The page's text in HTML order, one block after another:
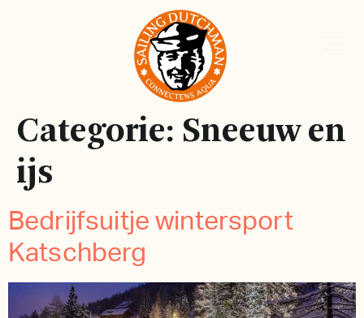
Categorie: Sneeuw en
ijs
Bedrijfsuitje wintersport
Katschberg